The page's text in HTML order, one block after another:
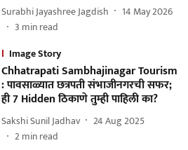
Surabhi Jayashree Jagdish
14 May 2026
3 min read
Image Story
Chhatrapati Sambhajinagar Tourism
: पावसाळ्यात छत्रपती संभाजीनगरची सफर;
ही 7 Hidden ठिकाणे तुम्ही पाहिली का?
Sakshi Sunil Jadhav
24 Aug 2025
2min read